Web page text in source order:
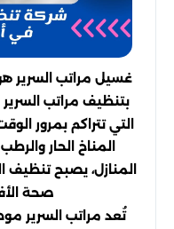
غسيل مراتب السرير
بتنظيف مراتب السرير
التي تتراكم بمرور
المناخ الحار
المنازل، يصبح تنظيف
صحة
تُعد مراتب السرير